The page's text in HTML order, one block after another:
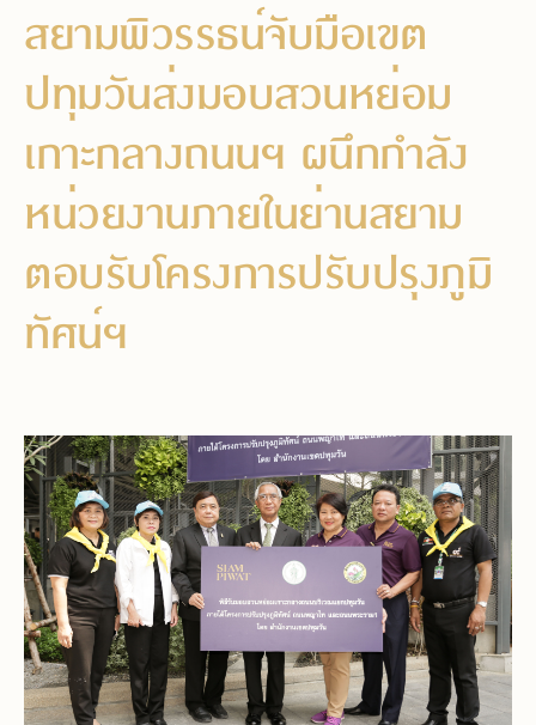
สยามพิวรรธน์จับมือเขต
ปทุมวันส่งมอบสวนหย่อม
เกาะกลางถนนฯ ผนึกกำลัง
หน่วยงานภายในย่านสยาม
ตอบรับโครงการปรับปรุงภูมิ
ทัศน์ฯ